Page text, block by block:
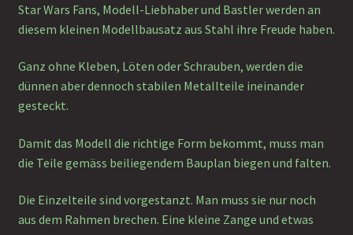
Star Wars Fans, Modell-Liebhaber und Bastler werden an
diesem kleinen Modellbausatz aus Stahl ihre Freude haben.
Ganz ohne Kleben, Löten oder Schrauben, werden die
dünnen aber dennoch stabilen Metallteile ineinander
gesteckt.
Damit das Modell die richtige Form bekommt, muss man
die Teile gemäss beiliegendem Bauplan biegen und falten.
Die Einzelteile sind vorgestanzt. Man muss sie nur noch
aus dem Rahmen brechen. Eine kleine Zange und etwas